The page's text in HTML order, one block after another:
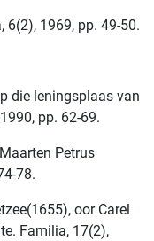
6(2), 1969, pp. 49-50.
die leningsplaas van
pp. 62-69.
Petrus
78.
oor Carel
Familia, 17(2),